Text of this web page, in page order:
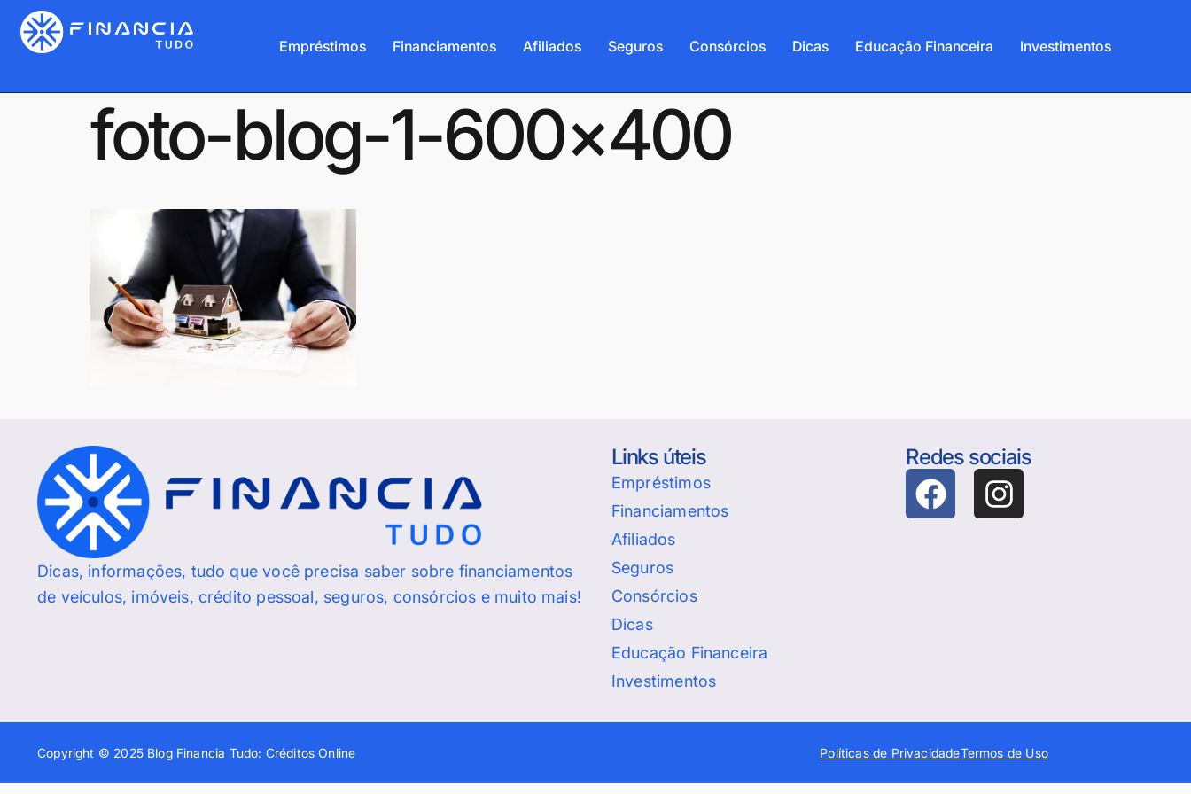
Empréstimos Financiamentos Afiliados Seguros Consórcios Dicas Educação Financeira Investimentos
foto-blog-1-600×400
Dicas, informações, tudo que você precisa saber sobre financiamentos
de veículos, imóveis, crédito pessoal, seguros, consórcios e muito mais!
Links úteis
Empréstimos
Financiamentos
Afiliados
Seguros
Consórcios
Dicas
Educação Financeira
Investimentos
Redes sociais
Copyright © 2025 Blog Financia Tudo: Créditos Online Políticas de PrivacidadeTermos de Uso